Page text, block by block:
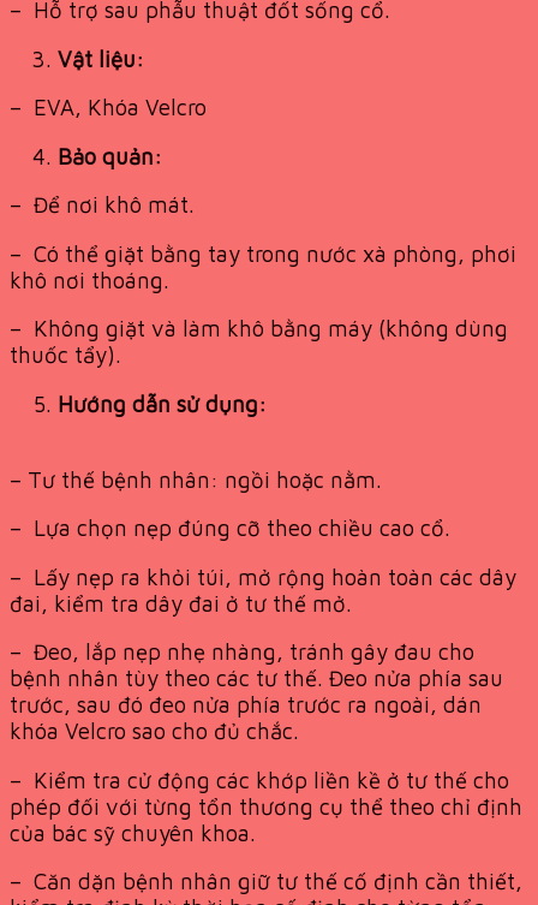
– Hỗ trợ sau phẫu thuật đốt sống cổ.
Vật liệu:
– EVA, Khóa Velcro
Bảo quản:
– Để nơi khô mát.
– Có thể giặt bằng tay trong nước xà phòng, phơi
khô nơi thoáng.
– Không giặt và làm khô bằng máy (không dùng
thuốc tẩy).
Hướng dẫn sử dụng:
– Tư thế bệnh nhân: ngồi hoặc nằm.
– Lựa chọn nẹp đúng cỡ theo chiều cao cổ.
– Lấy nẹp ra khỏi túi, mở rộng hoàn toàn các dây
đai, kiểm tra dây đai ở tư thế mở.
– Đeo, lắp nẹp nhẹ nhàng, tránh gây đau cho
bệnh nhân tùy theo các tư thế. Đeo nửa phía sau
trước, sau đó đeo nửa phía trước ra ngoài, dán
khóa Velcro sao cho đủ chắc.
– Kiểm tra cử động các khớp liền kề ở tư thế cho
phép đối với từng tổn thương cụ thể theo chỉ định
của bác sỹ chuyên khoa.
– Căn dặn bệnh nhân giữ tư thế cố định cần thiết,